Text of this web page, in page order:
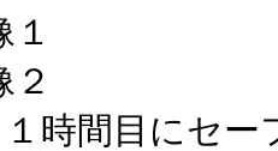
時間目にセー